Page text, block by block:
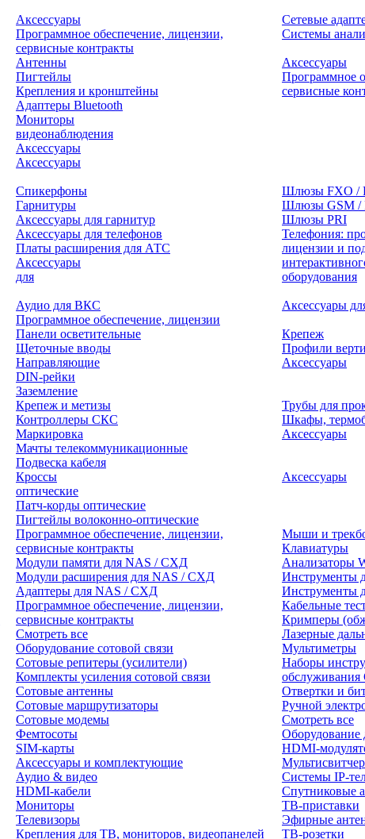
Аксессуары
Программное обеспечение, лицензии,
сервисные контракты
Сетевые
Системы
Антенны
Пигтейлы
Крепления и кронштейны
Адаптеры Bluetooth
Аксессуары
Программное
сервисные
Мониторы
видеонаблюдения
Аксессуары
Аксессуары
Спикерфоны
Гарнитуры
Аксессуары для гарнитур
Аксессуары для телефонов
Платы расширения для АТС
Шлюзы FXO /
Шлюзы GSM /
Шлюзы PRI
Телефония:
лицензии и
Аксессуары
для
интерактивного
оборудования
Аудио для ВКС
Программное обеспечение, лицензии
Аксессуары
Панели осветительные
Щеточные вводы
Направляющие
DIN-рейки
Заземление
Крепеж
Профили
Аксессуары
Крепеж и метизы
Контроллеры СКС
Маркировка
Мачты телекоммуникационные
Подвеска кабеля
Трубы для
Шкафы,
Аксессуары
Кроссы
оптические
Аксессуары
Патч-корды оптические
Пигтейлы волоконно-оптические
Программное обеспечение, лицензии,
сервисные контракты
Мыши и
Клавиатуры
Модули памяти для NAS / СХД
Модули расширения для NAS / СХД
Адаптеры для NAS / СХД
Программное обеспечение, лицензии,
сервисные контракты
Смотреть все
Оборудование сотовой связи
Сотовые репитеры (усилители)
Комплекты усиления сотовой связи
Сотовые антенны
Сотовые маршрутизаторы
Сотовые модемы
Фемтосоты
SIM-карты
Аксессуары и комплектующие
Аудио & видео
HDMI-кабели
Мониторы
Телевизоры
Крепления для ТВ, мониторов, видеопанелей
Анализаторы
Инструменты
Инструменты
Кабельные
Кримперы
Лазерные
Мультиметры
Наборы
Отвертки и
Ручной
Смотреть все
Оборудование
HDMI-
Системы IP-
Спутниковые
ТВ-приставки
Эфирные
ТВ-розетки